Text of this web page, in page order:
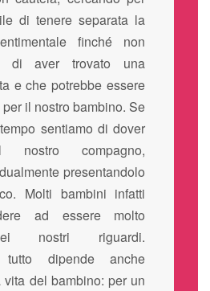
di tenere separata la
finché non
di aver trovato una
e che potrebbe essere
il nostro bambino. Se
sentiamo di dover
nostro compagno,
presentandolo
Molti bambini infatti
ad essere molto
nostri riguardi.
tutto dipende anche
vita del bambino: per un